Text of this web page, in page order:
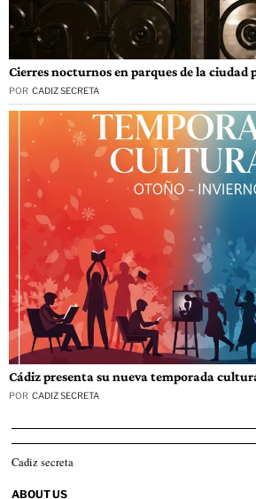
Cierres nocturnos en parques de la ciudad
POR CADIZ SECRETA
Cádiz presenta su nueva temporada
POR CADIZ SECRETA
Cadiz secreta
ABOUT US